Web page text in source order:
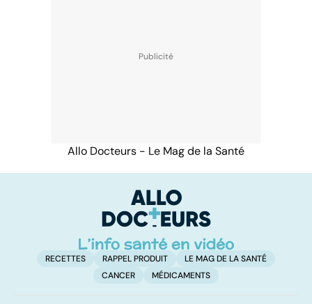
Allo Docteurs - Le Mag de la Santé
RECETTES RAPPEL PRODUIT
LE MAG DE LA SANTÉ
CANCER
MÉDICAMENTS